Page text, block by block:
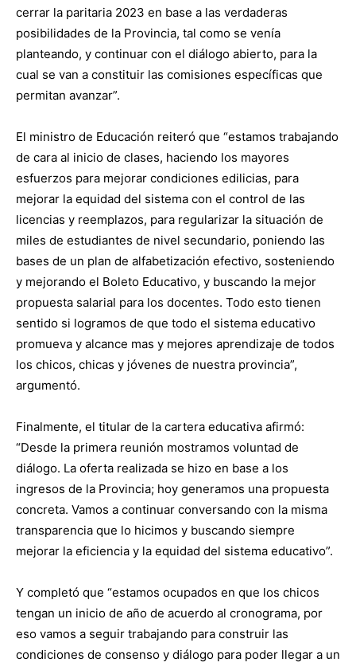
cerrar la paritaria 2023 en base a las verdaderas
posibilidades de la Provincia, tal como se venía
planteando, y continuar con el diálogo abierto, para la
cual se van a constituir las comisiones específicas que
permitan avanzar”.
El ministro de Educación reiteró que “estamos trabajando
de cara al inicio de clases, haciendo los mayores
esfuerzos para mejorar condiciones edilicias, para
mejorar la equidad del sistema con el control de las
licencias y reemplazos, para regularizar la situación de
miles de estudiantes de nivel secundario, poniendo las
bases de un plan de alfabetización efectivo, sosteniendo
y mejorando el Boleto Educativo, y buscando la mejor
propuesta salarial para los docentes. Todo esto tienen
sentido si logramos de que todo el sistema educativo
promueva y alcance mas y mejores aprendizaje de todos
los chicos, chicas y jóvenes de nuestra provincia”,
argumentó.
Finalmente, el titular de la cartera educativa afirmó:
“Desde la primera reunión mostramos voluntad de
diálogo. La oferta realizada se hizo en base a los
ingresos de la Provincia; hoy generamos una propuesta
concreta. Vamos a continuar conversando con la misma
transparencia que lo hicimos y buscando siempre
mejorar la eficiencia y la equidad del sistema educativo”.
Y completó que “estamos ocupados en que los chicos
tengan un inicio de año de acuerdo al cronograma, por
eso vamos a seguir trabajando para construir las
condiciones de consenso y diálogo para poder llegar a un